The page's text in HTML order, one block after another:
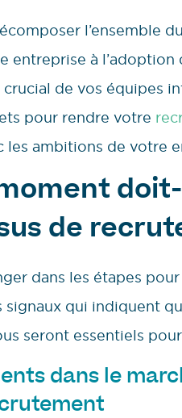
l’ensemble
entreprise à
crucial de vos équipes
pour rendre votre
les ambitions de votre
de
dans les étapes
qui indiquent
seront essentiels
dans le